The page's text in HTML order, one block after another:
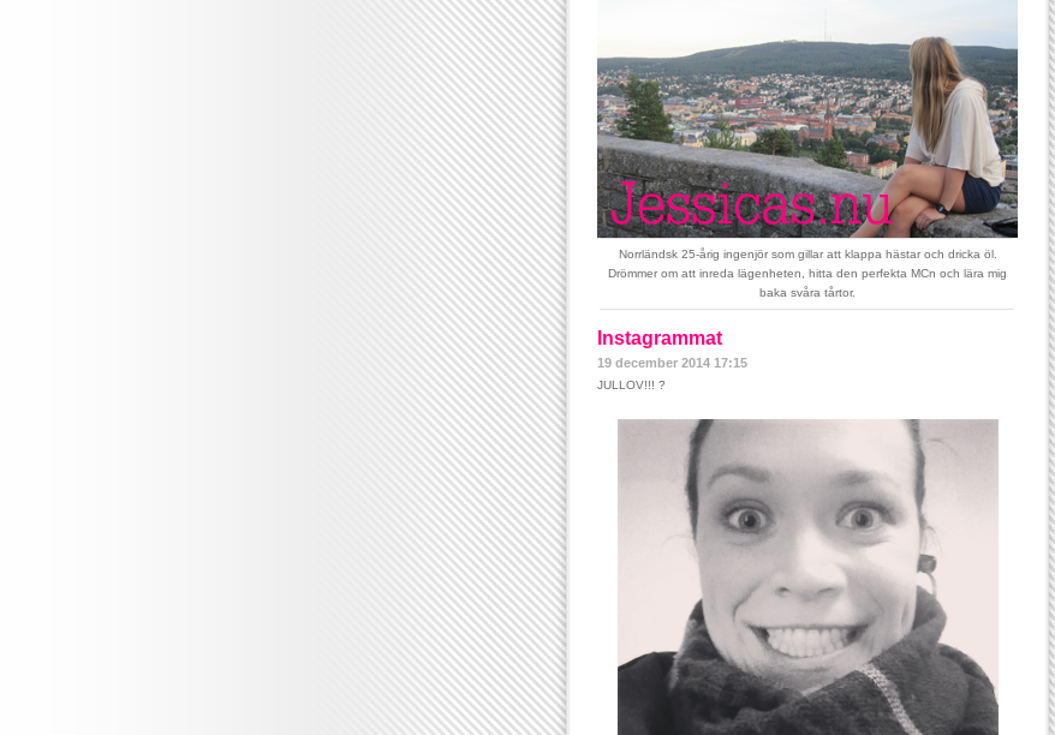
Norrländsk 25-årig ingenjör som gillar att klappa hästar och dricka öl.
Drömmer om att inreda lägenheten, hitta den perfekta MCn och lära mig
baka svåra tårtor.
Instagrammat
19 december 2014 17:15
JULLOV!!! ?